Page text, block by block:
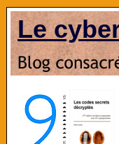
Le